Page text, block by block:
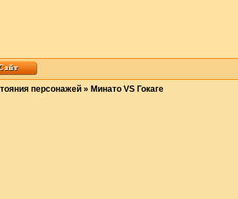
персонажей » Минато VS Гокаге